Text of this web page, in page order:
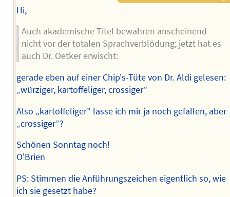
Hi,
Auch akademische Titel bewahren anscheinend
nicht vor der totalen Sprachverblödung; jetzt hat es
auch Dr. Oetker erwischt:
gerade eben auf einer Chip's-Tüte von Dr. Aldi gelesen:
„würziger, kartoffeliger, crossiger”
Also „kartoffeliger” lasse ich mir ja noch gefallen, aber
„crossiger”?
Schönen Sonntag noch!
O'Brien
PS: Stimmen die Anführungszeichen eigentlich so, wie
ich sie gesetzt habe?